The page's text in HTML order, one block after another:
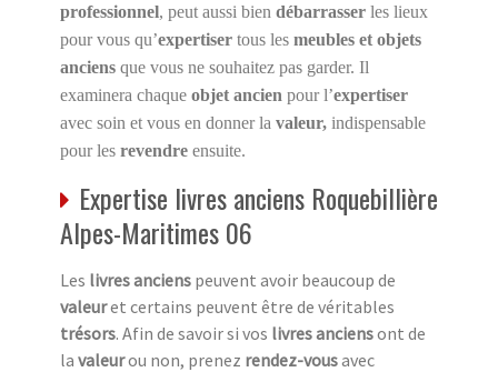
professionnel, peut aussi bien débarrasser les lieux
pour vous qu’expertiser tous les meubles et objets
anciens que vous ne souhaitez pas garder. Il
examinera chaque objet ancien pour l’expertiser
avec soin et vous en donner la valeur, indispensable
pour les revendre ensuite.
Expertise livres anciens Roquebillière
Alpes-Maritimes 06
Les livres anciens peuvent avoir beaucoup de
valeuret certains peuvent être de véritables
trésors. Afin de savoir si vos livres anciensont de
la valeurou non, prenez rendez-vousavec